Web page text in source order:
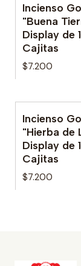
No
Incienso
"Buena
Display de
Cajitas
$7.200
No
Incienso
"Hierba de
Display de
Cajitas
$7.200